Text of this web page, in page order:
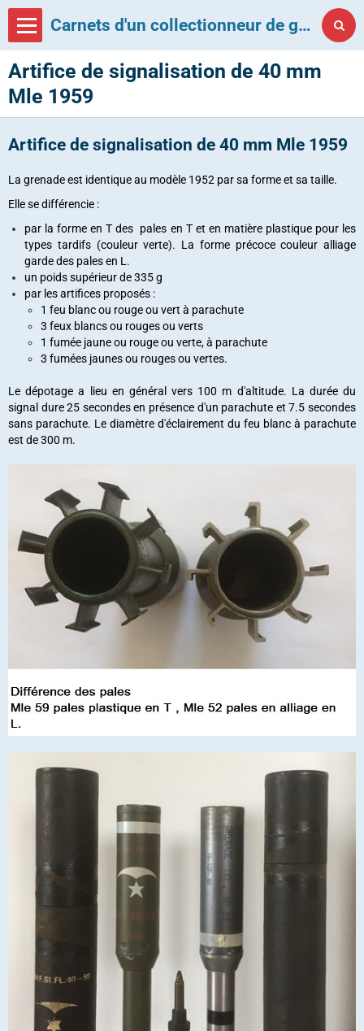
Carnets d'un collectionneur de grenades françaises
Artifice de signalisation de 40 mm
Mle 1959
Artifice de signalisation de 40 mm Mle 1959
La grenade est identique au modèle 1952 par sa forme et sa taille.
Elle se différencie :
par la formeen Tdes pales en T et en matière plastique pour les
types tardifs (couleur verte). La forme précoce couleur alliage
garde des pales en L.
un poids supérieur de 335 g
par les artifices proposés :
1 feu blanc ou rouge ou vert à parachute
3 feux blancs ou rouges ou verts
1 fumée jaune ou rouge ou verte, à parachute
3 fumées jaunes ou rouges ou vertes.
Le dépotage a lieu en général vers 100 m d'altitude. La durée du
signal dure 25 secondes en présence d'un parachute et 7.5 secondes
sans parachute. Le diamètre d'éclairement du feu blanc à parachute
est de 300 m.